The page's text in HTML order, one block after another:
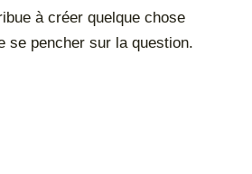
à créer quelque chose
se pencher sur la question.